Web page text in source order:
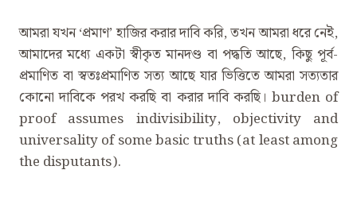
আমরা যখন ‘প্রমাণ’ হাজির করার দাবি করি, তখন আমরা ধরে নেই,
আমাদের মধ্যে একটা স্বীকৃত মানদণ্ড বা পদ্ধতি আছে, কিছু পূর্ব-
প্রমাণিত বা স্বতঃপ্রমাণিত সত্য আছে যার ভিত্তিতে আমরা সত্যতার
কোনো দাবিকে পরখ করছি বা করার দাবি করছি। burden of
proof assumes indivisibility, objectivity and
universality of some basic truths (at least among
the disputants).